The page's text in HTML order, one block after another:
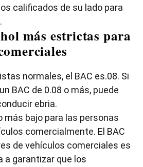
calificados de su lado para
más estrictas para
normales, el BAC es.08. Si
BAC de 0.08 o más, puede
ebria.
más bajo para las personas
comercialmente. El BAC
de vehículos comerciales es
a garantizar que los